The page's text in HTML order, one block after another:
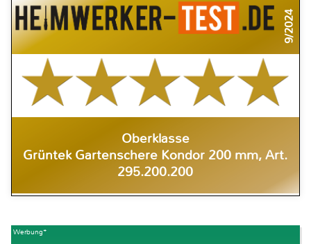
9/2024
Oberklasse
Grüntek Gartenschere Kondor 200 mm, Art.
295.200.200
Werbung*